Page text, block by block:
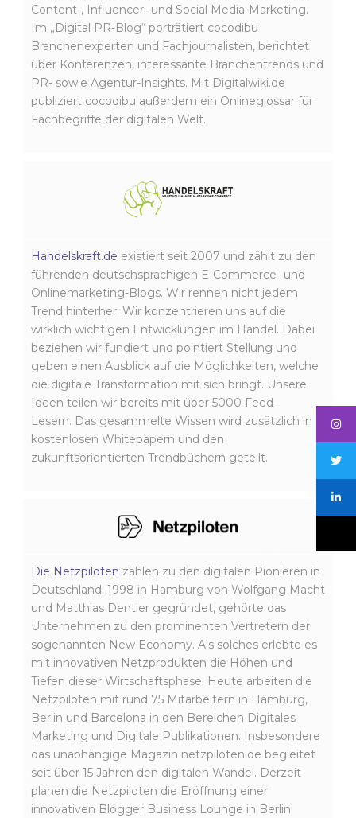
Content-, Influencer- und Social Media-Marketing.
Im „Digital PR-Blog“ porträtiert cocodibu
Branchenexperten und Fachjournalisten, berichtet
über Konferenzen, interessante Branchentrends und
PR- sowie Agentur-Insights. Mit Digitalwiki.de
publiziert cocodibu außerdem ein Onlineglossar für
Fachbegriffe der digitalen Welt.
Handelskraft.de existiert seit 2007 und zählt zu den
führenden deutschsprachigen E-Commerce- und
Onlinemarketing-Blogs. Wir rennen nicht jedem
Trend hinterher. Wir konzentrieren uns auf die
wirklich wichtigen Entwicklungen im Handel. Dabei
beziehen wir fundiert und pointiert Stellung und
geben einen Ausblick auf die Möglichkeiten, welche
die digitale Transformation mit sich bringt. Unsere
Ideen teilen wir bereits mit über 5000 Feed-
Lesern. Das gesammelte Wissen wird zusätzlich in
kostenlosen Whitepapern und den
zukunftsorientierten Trendbüchern geteilt.
Die Netzpiloten zählen zu den digitalen Pionieren in
Deutschland. 1998 in Hamburg von Wolfgang Macht
und Matthias Dentler gegründet, gehörte das
Unternehmen zu den prominenten Vertretern der
sogenannten New Economy. Als solches erlebte es
mit innovativen Netzprodukten die Höhen und
Tiefen dieser Wirtschaftsphase. Heute arbeiten die
Netzpiloten mit rund 75 Mitarbeitern in Hamburg,
Berlin und Barcelona in den Bereichen Digitales
Marketing und Digitale Publikationen. Insbesondere
das unabhängige Magazin netzpiloten.de begleitet
seit über 15 Jahren den digitalen Wandel. Derzeit
planen die Netzpiloten die Eröffnung einer
innovativen Blogger Business Lounge in Berlin